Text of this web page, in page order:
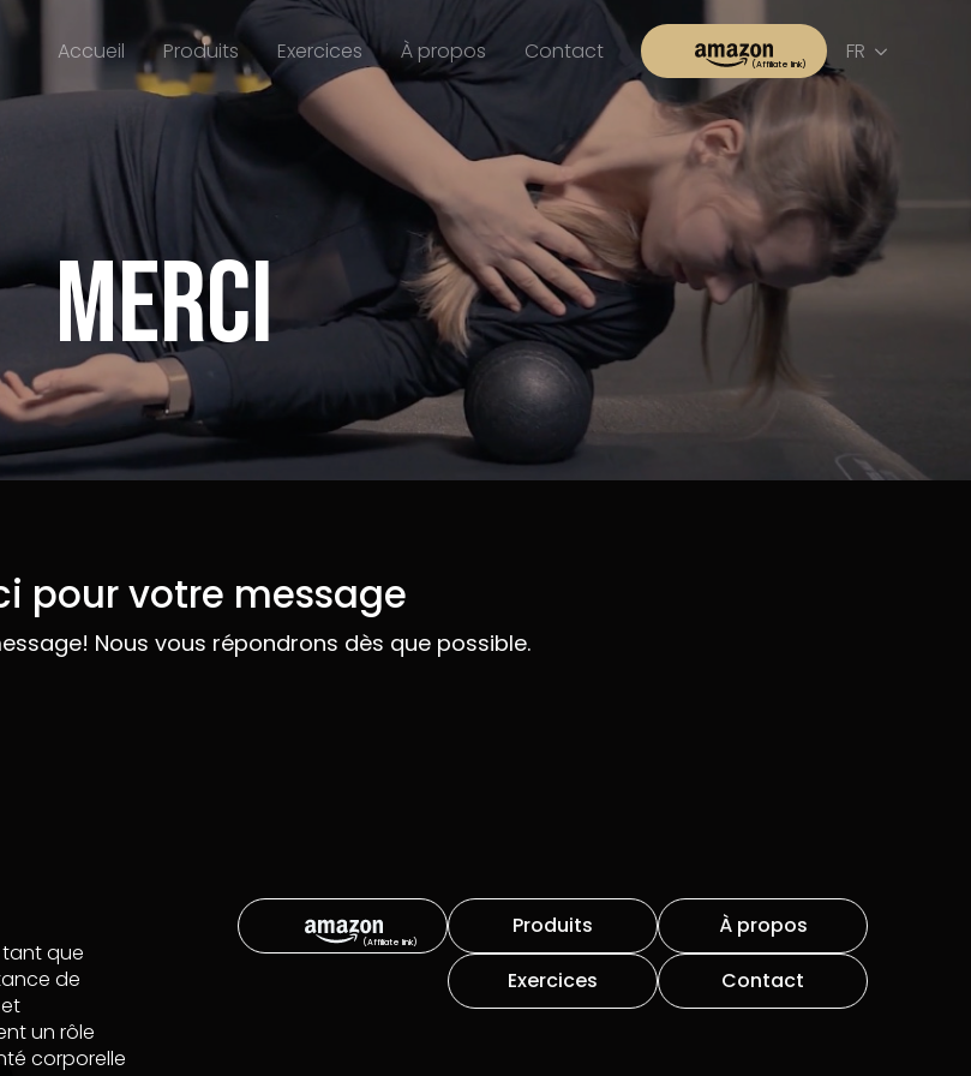
Accueil Produits Exercices À propos Contact FR
Merci
pour votre message
Nous vous répondrons dès que possible.
tant que
de
un rôle
corporelle
Produits
À propos
Exercices
Contact